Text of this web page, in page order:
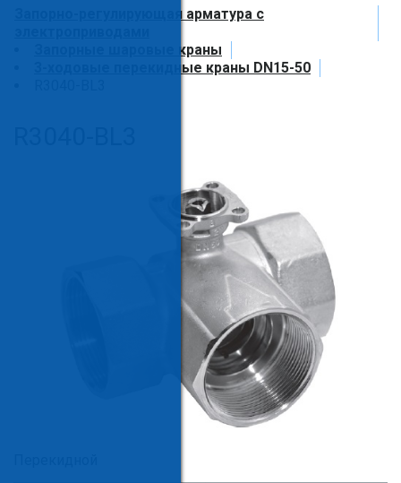
Запорно-регулирующая арматура с
Запорные шаровые краны
3-ходовые перекидные краны DN15-50